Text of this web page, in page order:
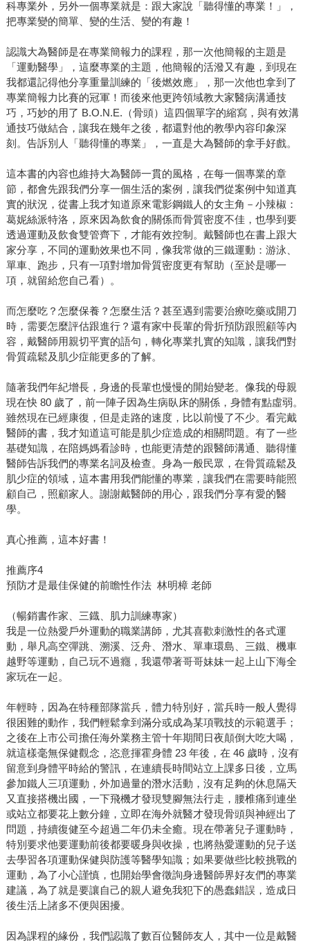
科專業外，另外一個專業就是：跟大家說「聽得懂的專業！」，
把專業變的簡單、變的生活、變的有趣！
認識大為醫師是在專業簡報力的課程，那一次他簡報的主題是
「運動醫學」，這麼專業的主題，他簡報的活潑又有趣，到現在
我都還記得他分享重量訓練的「後燃效應」，那一次他也拿到了
專業簡報力比賽的冠軍！而後來他更跨領域教大家醫病溝通技
巧，巧妙的用了 B.O.N.E.（骨頭）這四個單字的縮寫，與有效溝
通技巧做結合，讓我在幾年之後，都還對他的教學內容印象深
刻。告訴別人「聽得懂的專業」，一直是大為醫師的拿手好戲。
這本書的內容也維持大為醫師一貫的風格，在每一個專業的章
節，都會先跟我們分享一個生活的案例，讓我們從案例中知道真
實的狀況，從書上我才知道原來電影鋼鐵人的女主角－小辣椒：
葛妮絲派特洛，原來因為飲食的關係而骨質密度不佳，也學到要
透過運動及飲食雙管齊下，才能有效控制。戴醫師也在書上跟大
家分享，不同的運動效果也不同，像我常做的三鐵運動：游泳、
單車、跑步，只有一項對增加骨質密度更有幫助（至於是哪一
項，就留給您自己看）。
而怎麼吃？怎麼保養？怎麼生活？甚至遇到需要治療吃藥或開刀
時，需要怎麼評估跟進行？還有家中長輩的骨折預防跟照顧等內
容，戴醫師用親切平實的語句，轉化專業扎實的知識，讓我們對
骨質疏鬆及肌少症能更多的了解。
隨著我們年紀增長，身邊的長輩也慢慢的開始變老。像我的母親
現在快 80 歲了，前一陣子因為生病臥床的關係，身體有點虛弱。
雖然現在已經康復，但是走路的速度，比以前慢了不少。看完戴
醫師的書，我才知道這可能是肌少症造成的相關問題。有了一些
基礎知識，在陪媽媽看診時，也能更清楚的跟醫師溝通、聽得懂
醫師告訴我們的專業名詞及檢查。身為一般民眾，在骨質疏鬆及
肌少症的領域，這本書用我們能懂的專業，讓我們在需要時能照
顧自己，照顧家人。謝謝戴醫師的用心，跟我們分享有愛的醫
學。
真心推薦，這本好書！
推薦序4
預防才是最佳保健的前瞻性作法 林明樟 老師
（暢銷書作家、三鐡、肌力訓練專家）
我是一位熱愛戶外運動的職業講師，尤其喜歡刺激性的各式運
動，舉凡高空彈跳、溯溪、泛舟、潛水、單車環島、三鐵、機車
越野等運動，自己玩不過癮，我還帶著哥哥妹妹一起上山下海全
家玩在一起。
年輕時，因為在特種部隊當兵，體力特別好，當兵時一般人覺得
很困難的動作，我們輕鬆拿到滿分或成為某項戰技的示範選手；
之後在上市公司擔任海外業務主管十年期間日夜顛倒大吃大喝，
就這樣毫無保健觀念，恣意揮霍身體 23 年後，在 46 歲時，沒有
留意到身體平時給的警訊，在連續長時間站立上課多日後，立馬
參加鐵人三項運動，外加過量的潛水活動，沒有足夠的休息隔天
又直接搭機出國，一下飛機才發現雙腳無法行走，腰椎痛到連坐
或站立都要花上數分鐘，立即在海外就醫才發現骨頭與神經出了
問題，持續復健至今超過二年仍未全癒。現在帶著兒子運動時，
特別要求他要運動前後都要暖身與收操，也將熱愛運動的兒子送
去學習各項運動保健與防護等醫學知識；如果要做些比較挑戰的
運動，為了小心謹慎，也開始學會徵詢身邊醫師界好友們的專業
建議，為了就是要讓自己的親人避免我犯下的愚蠢錯誤，造成日
後生活上諸多不便與困擾。
因為課程的緣份，我們認識了數百位醫師友人，其中一位是戴醫